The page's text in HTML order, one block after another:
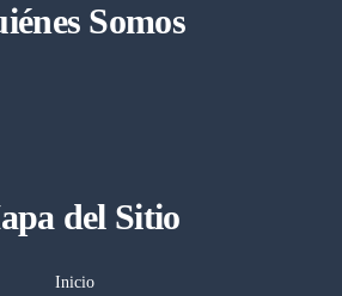
Somos
del Sitio
Inicio